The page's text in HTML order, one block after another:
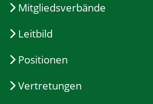
Mitgliedsverbände
Leitbild
Positionen
Vertretungen